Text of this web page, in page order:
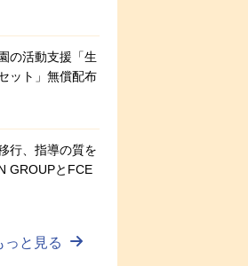
の活動支援「生
ット」無償配布
行、指導の質を
GROUPとFCE
っと見る